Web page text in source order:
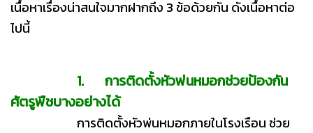
เนื้อหาเรื่องน่าสนใจมากฝากถึง 3 ข้อด้วยกัน ดังเนื้อหาต่อ
ไปนี้
1. การติดตั้งหัวพ่นหมอกช่วยป้องกัน
ศัตรูพืชบางอย่างได้
การติดตั้งหัวพ่นหมอกภายในโรงเรือน ช่วย